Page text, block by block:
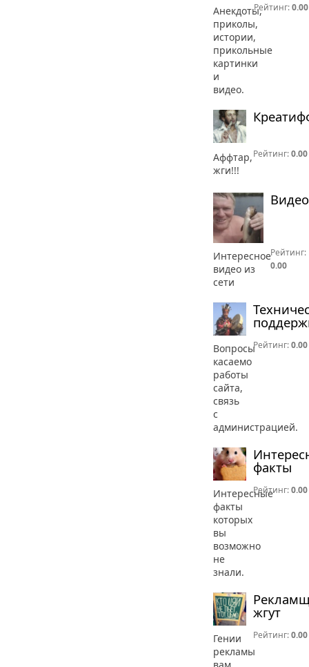
Анекдоты,
приколы,
истории,
прикольные
картинки
и
видео.
Рейтинг:0.00
Аффтар,
жги!!!
Рейтинг:0.00
Видео
Интересное
видео из
сети
Рейтинг:
0.00
Вопросы
касаемо
работы
сайта,
связь
с
администрацией.
Рейтинг:0.00
факты
Интересные
факты
которых
вы
возможно
не
знали.
Рейтинг:0.00
жгут
Гении
рекламы
вам
Рейтинг:0.00